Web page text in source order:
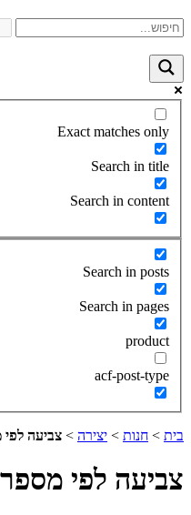
Exact matches only
Search in title
Search in content
Search in posts
Search in pages
product
acf-post-type
בית > חנות > יצירה > צביעה לפי
צביעה לפי